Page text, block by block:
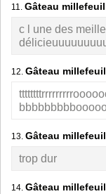
11. Gâteau
c l une des
12. Gâteau
13. Gâteau
trop dur
14. Gâteau